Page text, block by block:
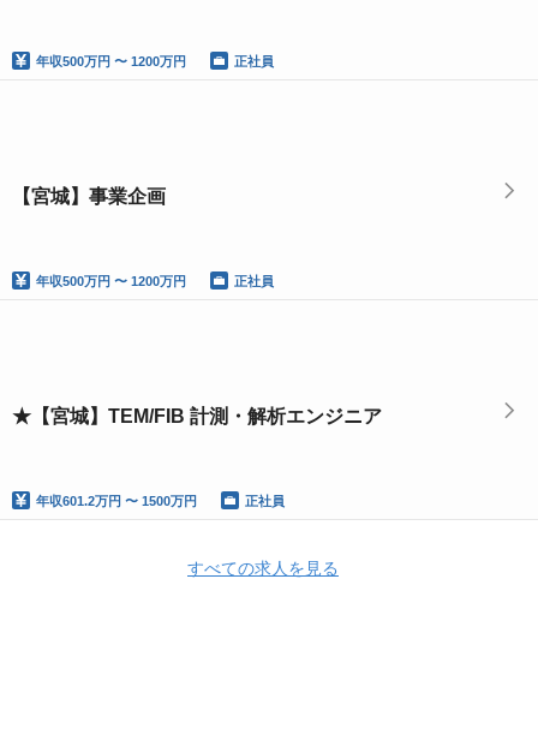
年収500万円 〜 1200万円 正社員
【宮城】事業企画
年収500万円 〜 1200万円 正社員
★【宮城】TEM/FIB 計測・解析エンジニア
年収601.2万円 〜 1500万円 正社員
すべての求人を見る